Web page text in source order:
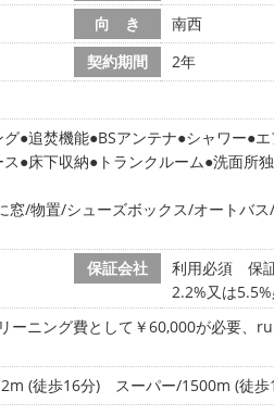
向 き 南西
契約期間 2年
グ 追焚機能 BSアンテナ シャワー
床下収納 トランクルーム 洗面所
/物置/シューズボックス/オートバ
保証会社
利用必須 保
2.2%又は
ーニング費として￥60,000が必要、
(徒歩16分)
スーパー/1500m (徒歩